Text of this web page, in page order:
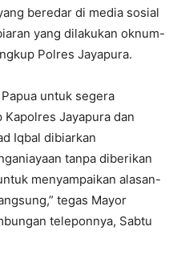
beredar di media sosial
yang dilakukan oknum-
Polres Jayapura.
untuk segera
Jayapura dan
Iqbal dibiarkan
tanpa diberikan
menyampaikan alasan-
tegas Mayor
teleponnya, Sabtu